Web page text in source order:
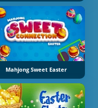
Mahjong Sweet Easter